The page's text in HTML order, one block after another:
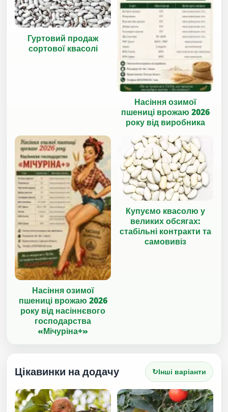
Гуртовий продаж
сортової квасолі
Насіння озимої
пшениці врожаю 2026
року від виробника
Насіння озимої
пшениці врожаю 2026
року від насіннєвого
господарства
«Мічуріна+»
Купуємо квасолю у
великих обсягах:
стабільні контракти та
самовивіз
Цікавинки на додачу ↻Інші варіанти